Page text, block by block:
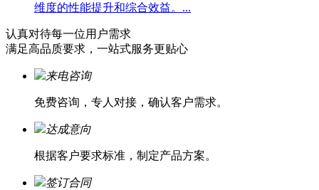
维度的性能提升和综合效益。...
认真对待每一位用户需求
满足高品质要求，一站式服务更贴心
来电咨询
免费咨询，专人对接，确认客户需求。
达成意向
根据客户要求标准，制定产品方案。
签订合同